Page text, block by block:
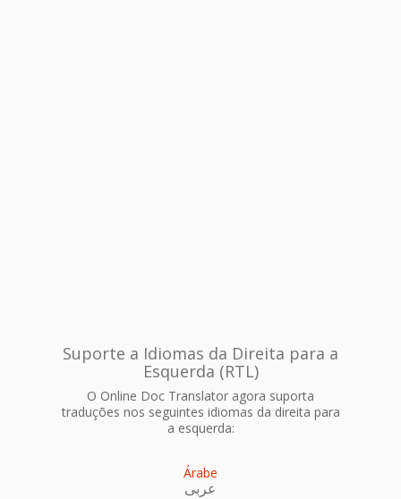
Suporte a Idiomas da Direita para a
Esquerda (RTL)
O Online Doc Translator agora suporta
traduções nos seguintes idiomas da direita para
a esquerda:
Árabe
عربى